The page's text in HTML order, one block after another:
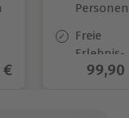
Preis
€
Personen
Freie
Erlebnis-
Auswahl
99,90